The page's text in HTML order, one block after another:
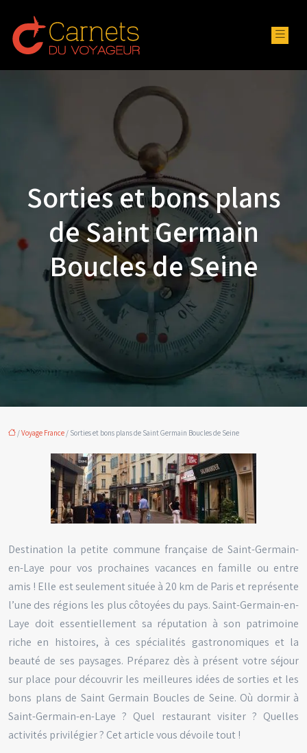
Sorties et bons plans
de Saint Germain
Boucles de Seine
/Voyage France / Sorties et bons plans de Saint Germain Boucles de Seine
Destination la petite commune française de Saint-Germain-
en-Laye pour vos prochaines vacances en famille ou entre
amis ! Elle est seulement située à 20 km de Paris et représente
l’une des régions les plus côtoyées du pays. Saint-Germain-en-
Laye doit essentiellement sa réputation à son patrimoine
riche en histoires, à ces spécialités gastronomiques et la
beauté de ses paysages. Préparez dès à présent votre séjour
sur place pour découvrir les meilleures idées de sorties et les
bons plans de Saint Germain Boucles de Seine. Où dormir à
Saint-Germain-en-Laye ? Quel restaurant visiter ? Quelles
activités privilégier ? Cet article vous dévoile tout !